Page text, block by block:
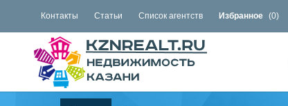
Контакты Статьи Список агентств Избранное (0)